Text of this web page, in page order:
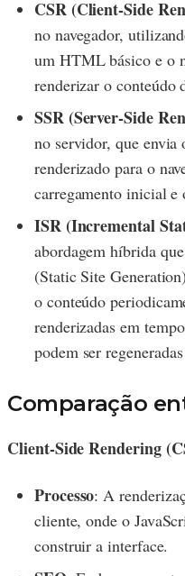
CSR (Client-Side
no navegador,
um HTML básico e o
renderizar o conteúdo
SSR (Server-Side
no servidor, que
renderizado para o
carregamento inicial e
ISR (Incremental
abordagem híbrida
(Static Site
o conteúdo
renderizadas em
podem ser
Comparação
Client-Side Rendering
Processo: A
cliente, onde o
construir a interface.